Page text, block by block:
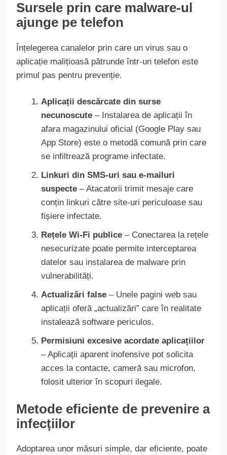
Sursele prin care malware-ul
ajunge pe telefon
Înțelegerea canalelor prin care un virus sau o
aplicație malițioasă pătrunde într-un telefon este
primul pas pentru prevenție.
Aplicații descărcate din surse
necunoscute– Instalarea de aplicații în
afara magazinului oficial (Google Play sau
App Store) este o metodă comună prin care
se infiltrează programe infectate.
Linkuri din SMS-uri sau e-mailuri
suspecte– Atacatorii trimit mesaje care
conțin linkuri către site-uri periculoase sau
fișiere infectate.
Rețele Wi-Fi publice– Conectarea la rețele
nesecurizate poate permite interceptarea
datelor sau instalarea de malware prin
vulnerabilități.
Actualizări false– Unele pagini web sau
aplicații oferă „actualizări” care în realitate
instalează software periculos.
Permisiuni excesive acordate aplicațiilor
– Aplicații aparent inofensive pot solicita
acces la contacte, cameră sau microfon,
folosit ulterior în scopuri ilegale.
Metode eficiente de prevenire a
infecțiilor
Adoptarea unor măsuri simple, dar eficiente, poate